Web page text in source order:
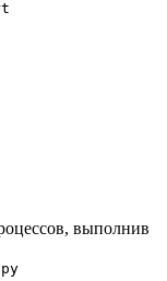
выполнив